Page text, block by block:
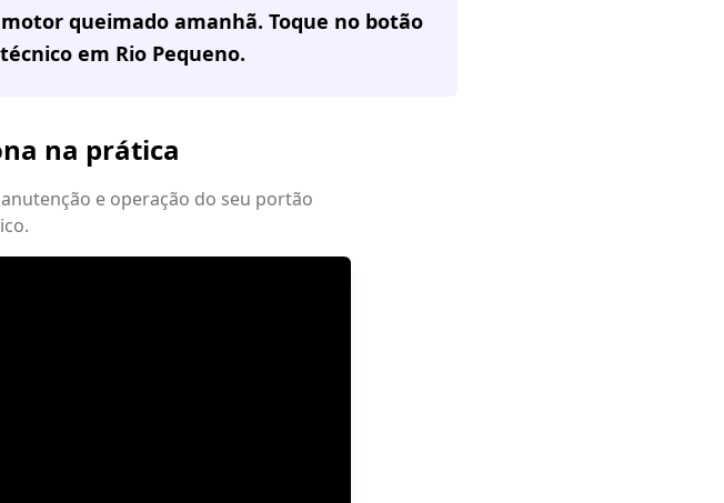
queimado amanhã. Toque no botão
em Rio Pequeno.
na prática
e operação do seu portão